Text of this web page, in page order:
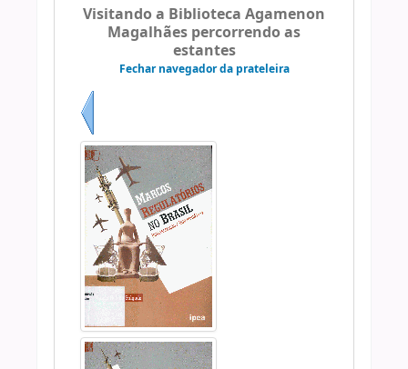
Visitando a Biblioteca Agamenon
Magalhães percorrendo as
estantes
Fechar navegador da prateleira
Anterior